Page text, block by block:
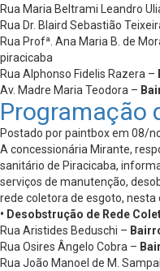
Rua Maria Beltrami Leandro
Rua Dr. Blaird Sebastião
Rua Profª. Ana Maria B. de
piracicaba
Rua Alphonso Fidelis Razera –
Av. Madre Maria Teodora –
Programação
Postado por paintbox em 08/
A concessionária Mirante,
sanitário de Piracicaba,
serviços de manutenção,
rede coletora de esgoto, nesta
• Desobstrução de Rede
Rua Aristides Beduschi –
Rua Osires Ângelo Cobra –
Rua João Manoel de M.